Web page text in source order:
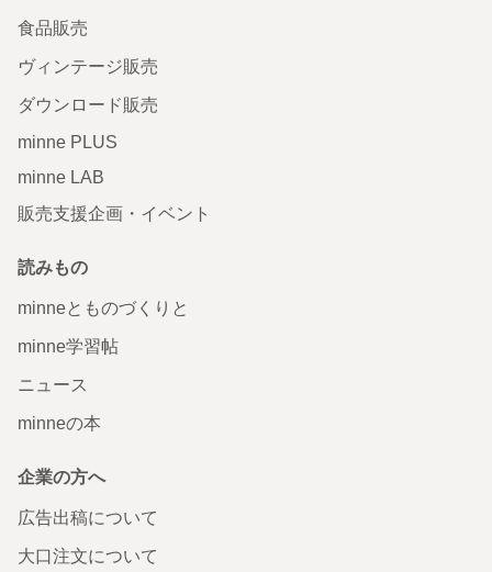
食品販売
ヴィンテージ販売
ダウンロード販売
minne PLUS
minne LAB
販売支援企画・イベント
読みもの
minneとものづくりと
minne学習帖
ニュース
minneの本
企業の方へ
広告出稿について
大口注文について